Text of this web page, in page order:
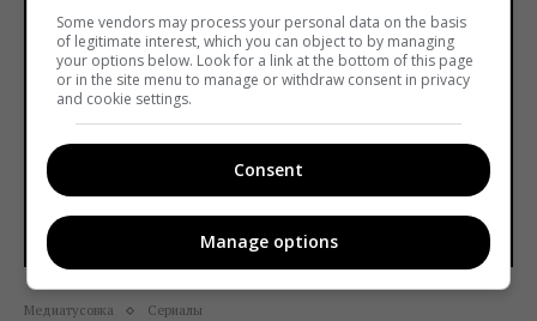
Медиатусовка Сериалы
Some vendors may process your personal data on the basis
of legitimate interest, which you can object to by managing
your options below. Look for a link at the bottom of this page
or in the site menu to manage or withdraw consent in privacy
and cookie settings.
Consent
Manage options